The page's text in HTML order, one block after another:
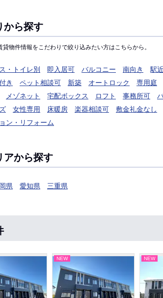
から探す
貸物件情報をこだわりで絞り込みたい方はこちらから。
・トイレ別 即入居可 バルコニー 南向き 駅近
き
ペット相談可 新築 オートロック 専用庭
メゾネット 宅配ボックス ロフト 事務所可
女性専用 床暖房 楽器相談可 敷金礼金なし
ン・リフォーム
アから探す
県 愛知県 三重県
NEW NEW